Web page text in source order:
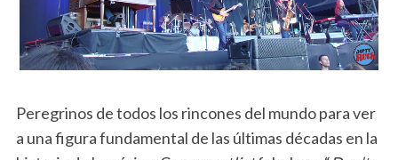
Peregrinos de todos los rincones del mundo para ver
a una figura fundamental de las últimas décadas en la